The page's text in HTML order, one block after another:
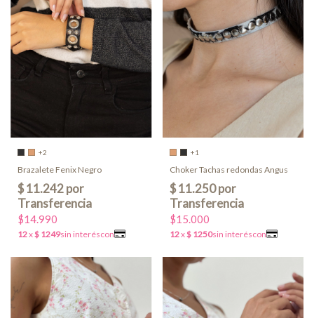
+2
Brazalete Fenix Negro
$14.990
+1
Choker Tachas redondas Angus
$15.000